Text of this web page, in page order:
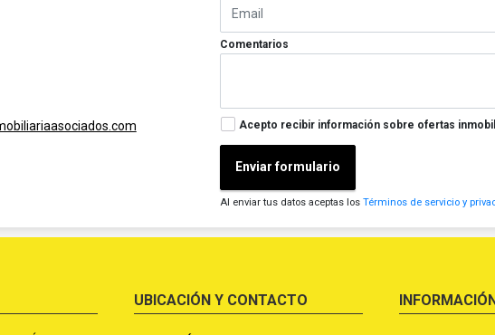
Comentarios
Acepto recibir información sobre ofertas
Enviar formulario
Al enviar tus datos aceptas losTérminos de servicio y
UBICACIÓN Y CONTACTO